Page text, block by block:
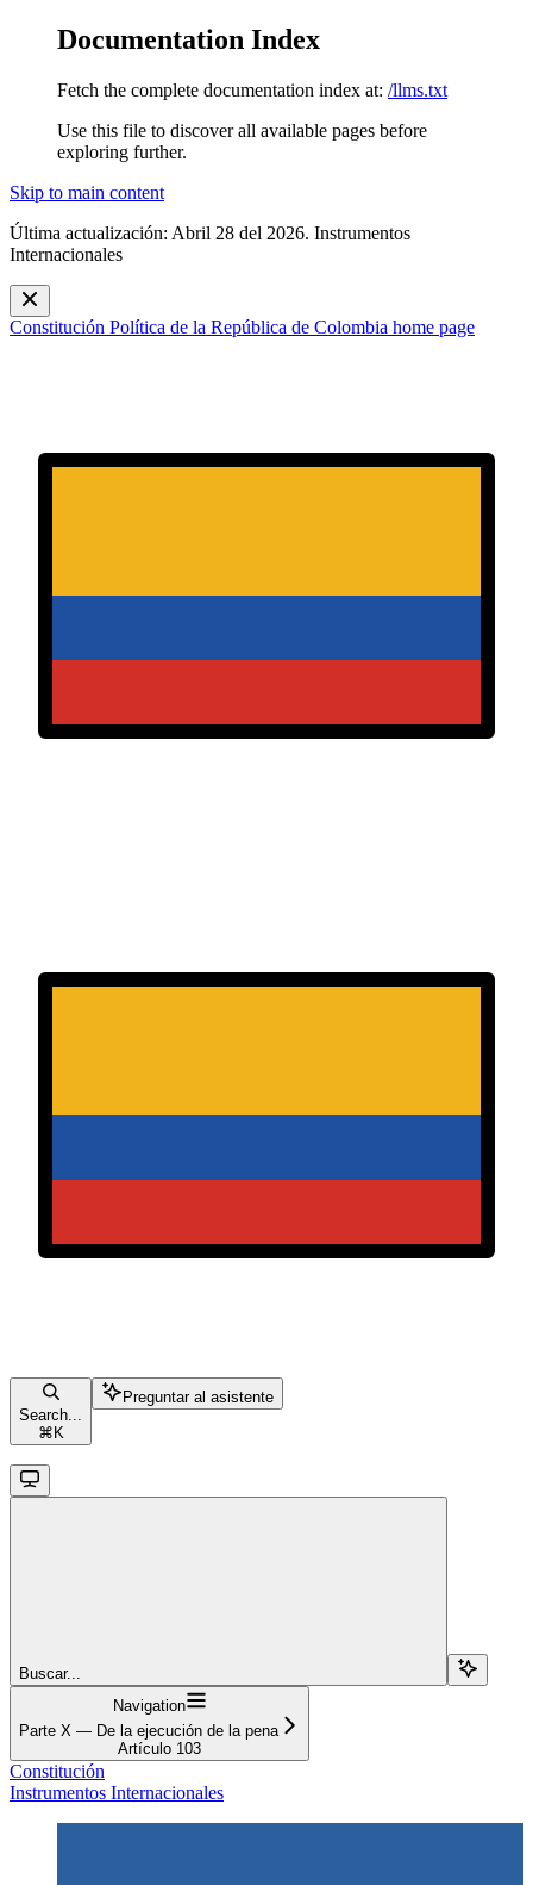
Documentation Index
Fetch the complete documentation index at: /llms.txt
Use this file to discover all available pages before
exploring further.
Skip to main content
Última actualización: Abril 28 del 2026. Instrumentos
Internacionales
Constitución Política de la República de Colombia home page
Search...
⌘ K
Preguntar al asistente
Buscar...
Navigation
Parte X — De la ejecución de la pena
Artículo 103
Constitución
Instrumentos Internacionales